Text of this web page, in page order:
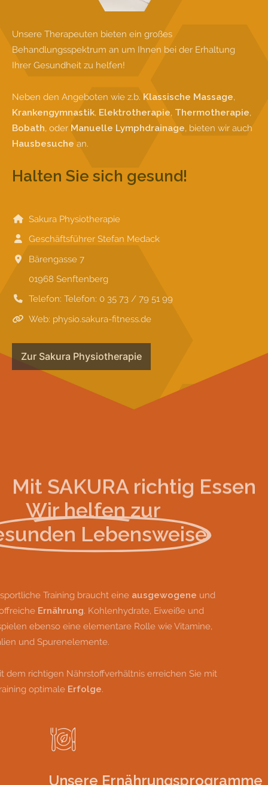
Unsere Therapeuten bieten ein großes
Behandlungsspektrum an um Ihnen bei der Erhaltung
Ihrer Gesundheit zu helfen!
Neben den Angeboten wie z.b. Klassische Massage,
Krankengymnastik, Elektrotherapie, Thermotherapie,
Bobath, oder Manuelle Lymphdrainage, bieten wir auch
Hausbesuche an.
Halten Sie sich gesund!
Sakura Physiotherapie
Geschäftsführer Stefan Medack
Bärengasse 7
01968 Senftenberg
Telefon: Telefon: 0 35 73 / 79 51 99
Web: physio.sakura-fitness.de
Zur Sakura Physiotherapie
Mit SAKURArichtig Essen
Wir helfen zur
Lebensweise
Training braucht eineausgewogene und
Ernährung. Kohlenhydrate, Eiweiße und
ebenso eine elementare Rolle wie Vitamine,
und Spurenelemente.
dem richtigen Nährstoffverhältnis erreichen Sie mit
optimale Erfolge.
Unsere Ernährungsprogramme